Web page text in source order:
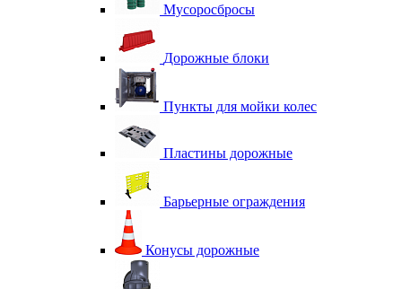
Мусоросбросы
Дорожные блоки
Пункты для мойки колес
Пластины дорожные
Барьерные ограждения
Конусы дорожные